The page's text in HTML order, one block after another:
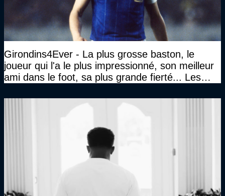
Girondins4Ever - La plus grosse baston, le
joueur qui l'a le plus impressionné, son meilleur
ami dans le foot, sa plus grande fierté... Les